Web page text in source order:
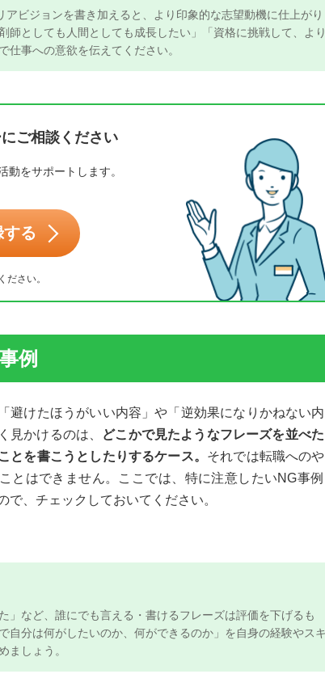
ビジョンを書き加えると、より印象的な志望動機に仕上が
師としても人間としても成長したい」「資格に挑戦して、よ
事への意欲を伝えてください。
ご相談ください
をサポートします。
る
さい。
例
避けたほうがいい内容」や「逆効果になりかねない
見かけるのは、 どこかで見たようなフレーズを並べ
とを書こうとしたりするケース。 それでは転職への
とはできません。ここでは、特に注意したいNG事
で、チェックしておいてください。
」など、誰にでも言える・書けるフレーズは評価を下げるも
自分は何がしたいのか、何ができるのか」を自身の経験やス
ましょう。